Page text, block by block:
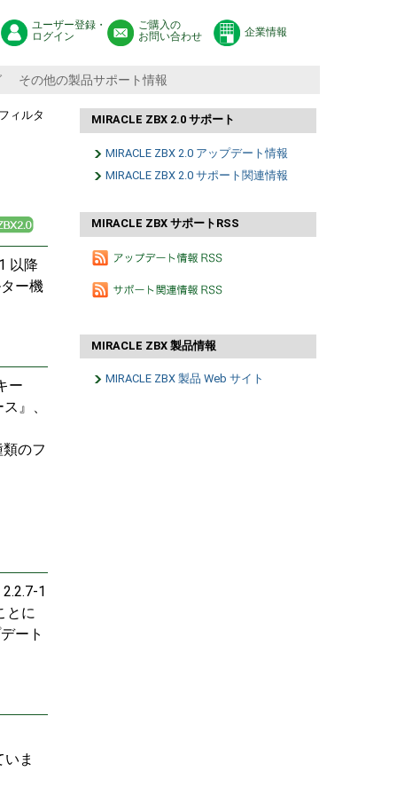
ユーザー登録・
ログイン
ご購入の
お問い合わせ
企業情報
その他の製品サポート情報
ィルタ
以降
ー機
ー
』、
のフ
1
とに
ート
ま
MIRACLE ZBX 2.0 サポート
MIRACLE ZBX 2.0 アップデート情報
MIRACLE ZBX 2.0 サポート関連情報
MIRACLE ZBX サポートRSS
MIRACLE ZBX 製品情報
MIRACLE ZBX 製品 Web サイト